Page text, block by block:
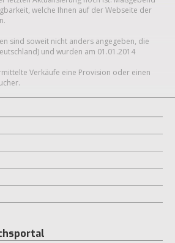
welche Ihnen auf der Webseite der
sind soweit nicht anders angegeben, die
und wurden am 01.01.2014
Verkäufe eine Provision oder einen